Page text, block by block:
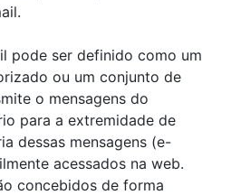
pode ser definido como um
ou um conjunto de
o mensagens do
para a extremidade de
dessas mensagens (e-
acessados ​​na web.
concebidos de forma